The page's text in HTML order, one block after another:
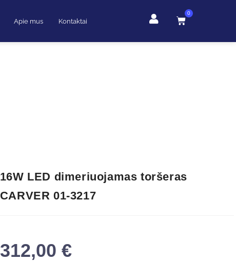
Apie mus Kontaktai
0
16W LED dimeriuojamas toršeras
CARVER 01-3217
312,00 €